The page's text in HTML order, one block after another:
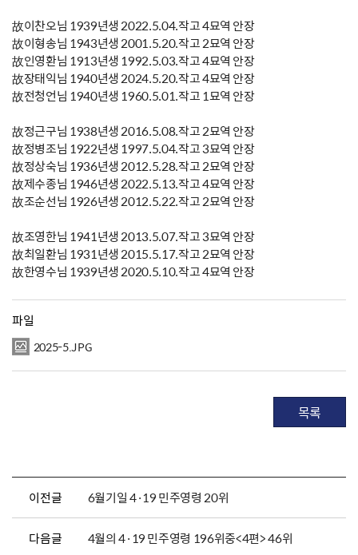
故이찬오님 1939년생 2022.5.04.작고 4묘역 안장
故이형송님 1943년생 2001.5.20.작고 2묘역 안장
故인영환님 1913년생 1992.5.03.작고 4묘역 안장
故장태익님 1940년생 2024.5.20.작고 4묘역 안장
故전청언님 1940년생 1960.5.01.작고 1묘역 안장
故정근구님 1938년생 2016.5.08.작고 2묘역 안장
故정병조님 1922년생 1997.5.04.작고 3묘역 안장
故정상숙님 1936년생 2012.5.28.작고 2묘역 안장
故제수종님 1946년생 2022.5.13.작고 4묘역 안장
故조순선님 1926년생 2012.5.22.작고 2묘역 안장
故조영한님 1941년생 2013.5.07.작고 3묘역 안장
故최일환님 1931년생 2015.5.17.작고 2묘역 안장
故한영수님 1939년생 2020.5.10.작고 4묘역 안장
파일
2025-5.JPG
목록
이전글 6월기일 4·19 민주영령 20위
다음글 4월의 4·19 민주영령 196위중<4편> 46위